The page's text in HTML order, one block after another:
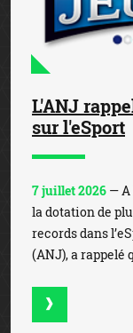
L'ANJ
sur l'eSport
7 juillet 2026 — A
la dotation de
records dans
(ANJ), a rappelé